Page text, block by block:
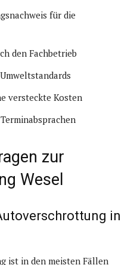
für die
den Fachbetrieb
versteckte Kosten
zur
Wesel
in
ist in den meisten Fällen